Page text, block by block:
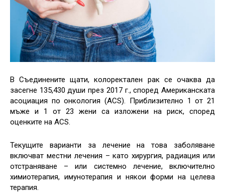
В Съединените щати, колоректален рак се очаква да
засегне 135,430 души през 2017 г., според Американската
асоциация по онкология (ACS). Приблизително 1 от 21
мъже и 1 от 23 жени са изложени на риск, според
оценките на ACS.
Текущите варианти за лечение на това заболяване
включват местни лечения – като хирургия, радиация или
отстраняване – или системно лечение, включително
химиотерапия, имунотерапия и някои форми на целева
терапия.